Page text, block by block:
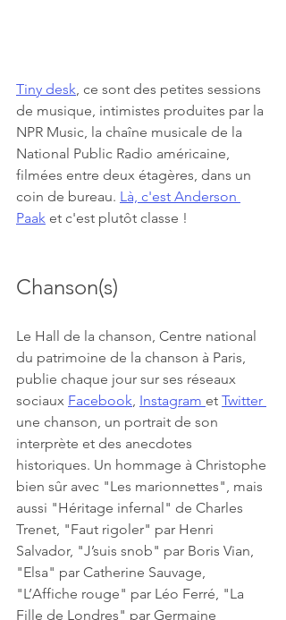
Tiny desk, ce sont des petites sessions
de musique, intimistes produites par la
NPR Music, la chaîne musicale de la
National Public Radio américaine,
filmées entre deux étagères, dans un
coin de bureau. Là, c'est Anderson
Paak et c'est plutôt classe !
Chanson(s)
Le Hall de la chanson, Centre national
du patrimoine de la chanson à Paris,
publie chaque jour sur ses réseaux
sociaux Facebook, Instagram et Twitter
une chanson, un portrait de son
interprète et des anecdotes
historiques. Un hommage à Christophe
bien sûr avec "Les marionnettes", mais
aussi "Héritage infernal" de Charles
Trenet, "Faut rigoler" par Henri
Salvador, "J’suis snob" par Boris Vian,
"Elsa" par Catherine Sauvage,
"L’Affiche rouge" par Léo Ferré, "La
Fille de Londres" par Germaine